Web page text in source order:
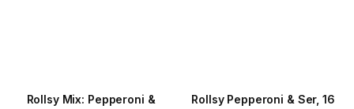
Rollsy Mix: Pepperoni &
Rollsy Pepperoni & Ser, 16